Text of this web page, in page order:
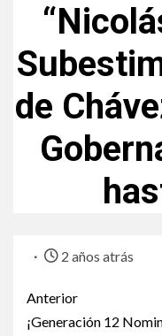
de
2 años atrás
Anterior
¡Generación 12